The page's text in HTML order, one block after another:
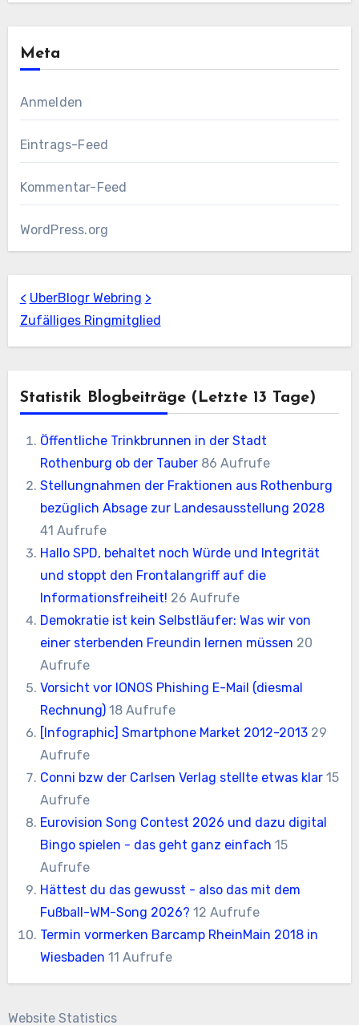
Meta
Anmelden
Eintrags-Feed
Kommentar-Feed
WordPress.org
< UberBlogr Webring >
Zufälliges Ringmitglied
Statistik Blogbeiträge (letzte 13 Tage)
Öffentliche Trinkbrunnen in der Stadt
Rothenburg ob der Tauber 86 Aufrufe
Stellungnahmen der Fraktionen aus Rothenburg
bezüglich Absage zur Landesausstellung 2028
41 Aufrufe
Hallo SPD, behaltet noch Würde und Integrität
und stoppt den Frontalangriff auf die
Informationsfreiheit! 26 Aufrufe
Demokratie ist kein Selbstläufer: Was wir von
einer sterbenden Freundin lernen müssen 20
Aufrufe
Vorsicht vor IONOS Phishing E-Mail (diesmal
Rechnung) 18 Aufrufe
[Infographic] Smartphone Market 2012-2013 29
Aufrufe
Conni bzw der Carlsen Verlag stellte etwas klar 15
Aufrufe
Eurovision Song Contest 2026 und dazu digital
Bingo spielen - das geht ganz einfach 15
Aufrufe
Hättest du das gewusst - also das mit dem
Fußball-WM-Song 2026? 12 Aufrufe
Termin vormerken Barcamp RheinMain 2018 in
Wiesbaden 11 Aufrufe
Website Statistics